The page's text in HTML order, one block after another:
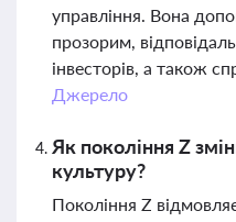
управління. Вона
прозорим,
інвесторів, а також
Джерело
Як покоління Z
культуру?
Покоління Z